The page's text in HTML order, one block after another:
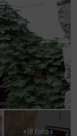
+18 fotos